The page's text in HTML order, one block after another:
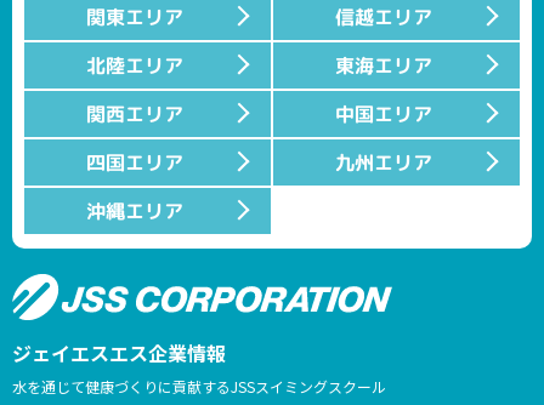
関東エリア
信越エリア
北陸エリア
東海エリア
関西エリア
中国エリア
四国エリア
九州エリア
沖縄エリア
ジェイエスエス企業情報
水を通じて健康づくりに貢献するJSSスイミングスクール